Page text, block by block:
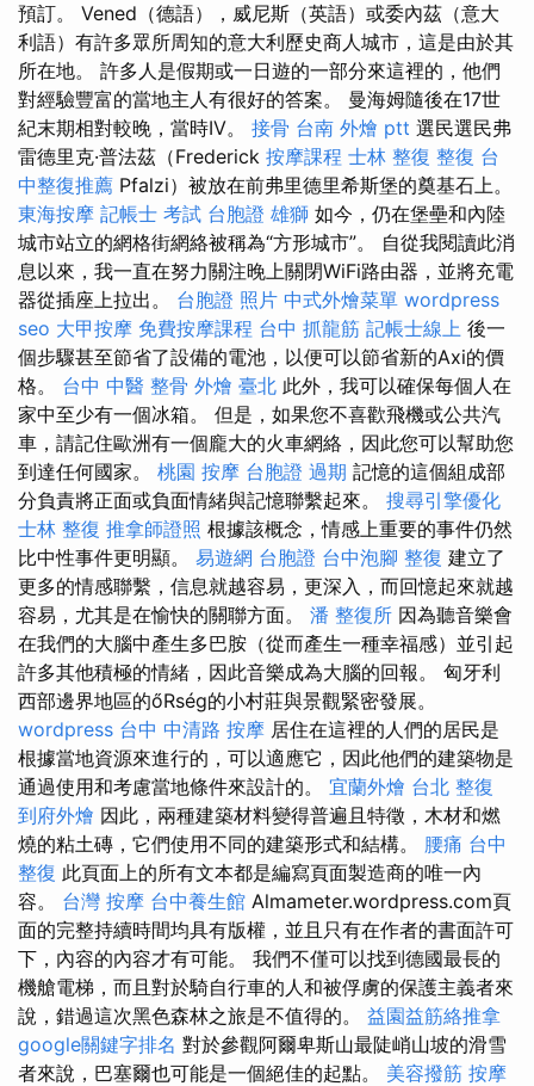
預訂。 Vened（德語），威尼斯（英語）或委內茲（意大
利語）有許多眾所周知的意大利歷史商人城市，這是由於其
所在地。 許多人是假期或一日遊的一部分來這裡的，他們
對經驗豐富的當地主人有很好的答案。 曼海姆隨後在17世
紀末期相對較晚，當時IV。 接骨 台南 外燴 ptt 選民選民弗
雷德里克·普法茲（Frederick 按摩課程 士林 整復 整復 台
中整復推薦 Pfalzi）被放在前弗里德里希斯堡的奠基石上。
東海按摩 記帳士 考試 台胞證 雄獅 如今，仍在堡壘和內陸
城市站立的網格街網絡被稱為“方形城市”。 自從我閱讀此消
息以來，我一直在努力關注晚上關閉WiFi路由器，並將充電
器從插座上拉出。 台胞證 照片 中式外燴菜單 wordpress
seo 大甲按摩 免費按摩課程 台中 抓龍筋 記帳士線上 後一
個步驟甚至節省了設備的電池，以便可以節省新的Axi的價
格。 台中 中醫 整骨 外燴 臺北 此外，我可以確保每個人在
家中至少有一個冰箱。 但是，如果您不喜歡飛機或公共汽
車，請記住歐洲有一個龐大的火車網絡，因此您可以幫助您
到達任何國家。 桃園 按摩 台胞證 過期 記憶的這個組成部
分負責將正面或負面情緒與記憶聯繫起來。 搜尋引擎優化
士林 整復 推拿師證照 根據該概念，情感上重要的事件仍然
比中性事件更明顯。 易遊網 台胞證 台中泡腳 整復 建立了
更多的情感聯繫，信息就越容易，更深入，而回憶起來就越
容易，尤其是在愉快的關聯方面。 潘 整復所 因為聽音樂會
在我們的大腦中產生多巴胺（從而產生一種幸福感）並引起
許多其他積極的情緒，因此音樂成為大腦的回報。 匈牙利
西部邊界地區的őRség的小村莊與景觀緊密發展。
wordpress 台中 中清路 按摩 居住在這裡的人們的居民是
根據當地資源來進行的，可以適應它，因此他們的建築物是
通過使用和考慮當地條件來設計的。 宜蘭外燴 台北 整復
到府外燴 因此，兩種建築材料變得普遍且特徵，木材和燃
燒的粘土磚，它們使用不同的建築形式和結構。 腰痛 台中
整復 此頁面上的所有文本都是編寫頁面製造商的唯一內
容。 台灣 按摩 台中養生館 Almameter.wordpress.com頁
面的完整持續時間均具有版權，並且只有在作者的書面許可
下，內容的內容才有可能。 我們不僅可以找到德國最長的
機艙電梯，而且對於騎自行車的人和被俘虜的保護主義者來
說，錯過這次黑色森林之旅是不值得的。 益園益筋絡推拿
google關鍵字排名 對於參觀阿爾卑斯山最陡峭山坡的滑雪
者來說，巴塞爾也可能是一個絕佳的起點。 美容撥筋 按摩